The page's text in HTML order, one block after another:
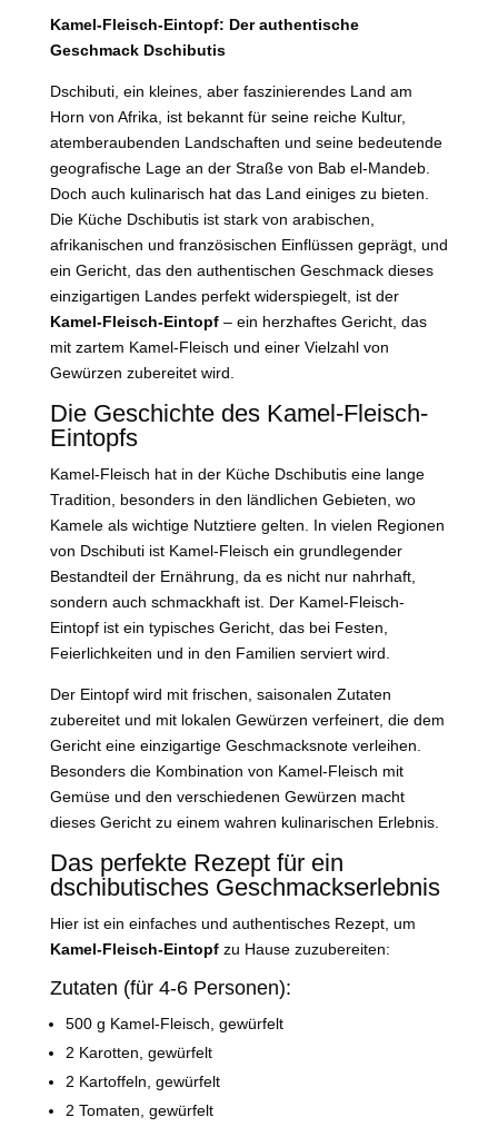
Kamel-Fleisch-Eintopf: Der authentische
Geschmack Dschibutis
Dschibuti, ein kleines, aber faszinierendes Land am
Horn von Afrika, ist bekannt für seine reiche Kultur,
atemberaubenden Landschaften und seine bedeutende
geografische Lage an der Straße von Bab el-Mandeb.
Doch auch kulinarisch hat das Land einiges zu bieten.
Die Küche Dschibutis ist stark von arabischen,
afrikanischen und französischen Einflüssen geprägt, und
ein Gericht, das den authentischen Geschmack dieses
einzigartigen Landes perfekt widerspiegelt, ist der
Kamel-Fleisch-Eintopf– ein herzhaftes Gericht, das
mit zartem Kamel-Fleisch und einer Vielzahl von
Gewürzen zubereitet wird.
Die Geschichte des Kamel-Fleisch-
Eintopfs
Kamel-Fleisch hat in der Küche Dschibutis eine lange
Tradition, besonders in den ländlichen Gebieten, wo
Kamele als wichtige Nutztiere gelten. In vielen Regionen
von Dschibuti ist Kamel-Fleisch ein grundlegender
Bestandteil der Ernährung, da es nicht nur nahrhaft,
sondern auch schmackhaft ist. Der Kamel-Fleisch-
Eintopf ist ein typisches Gericht, das bei Festen,
Feierlichkeiten und in den Familien serviert wird.
Der Eintopf wird mit frischen, saisonalen Zutaten
zubereitet und mit lokalen Gewürzen verfeinert, die dem
Gericht eine einzigartige Geschmacksnote verleihen.
Besonders die Kombination von Kamel-Fleisch mit
Gemüse und den verschiedenen Gewürzen macht
dieses Gericht zu einem wahren kulinarischen Erlebnis.
Das perfekte Rezept für ein
dschibutisches Geschmackserlebnis
Hier ist ein einfaches und authentisches Rezept, um
Kamel-Fleisch-Eintopfzu Hause zuzubereiten:
Zutaten (für 4-6 Personen):
500 g Kamel-Fleisch, gewürfelt
2 Karotten, gewürfelt
2 Kartoffeln, gewürfelt
2 Tomaten, gewürfelt